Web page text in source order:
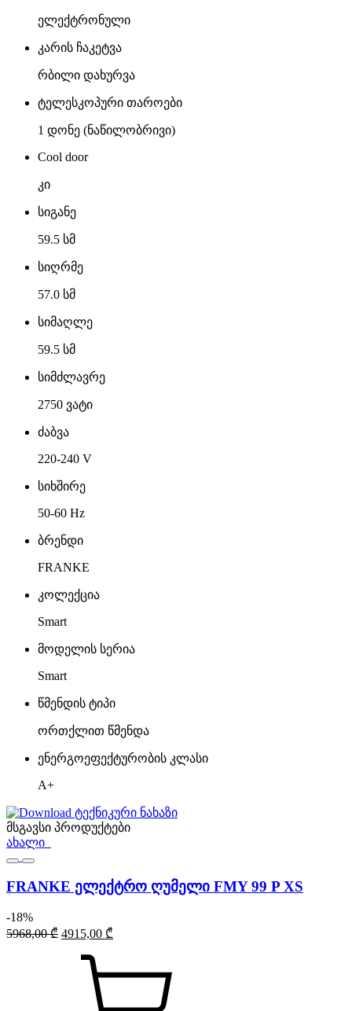
ელექტრონული
კარის ჩაკეტვა
რბილი დახურვა
ტელესკოპური თაროები
1 დონე (ნაწილობრივი)
Cool door
კი
სიგანე
59.5 სმ
სიღრმე
57.0 სმ
სიმაღლე
59.5 სმ
სიმძლავრე
2750 ვატი
ძაბვა
220-240 V
სიხშირე
50-60 Hz
ბრენდი
FRANKE
კოლექცია
Smart
მოდელის სერია
Smart
წმენდის ტიპი
ორთქლით წმენდა
ენერგოეფექტურობის კლასი
A+
ტექნიკური ნახაზი
მსგავსი პროდუქტები
ახალი
FRANKE ელექტრო ღუმელი FMY 99 P XS
-18%
5968,00₾ Original
was:
5968,00 ₾.
4915,00 ₾
4915,00 ₾.